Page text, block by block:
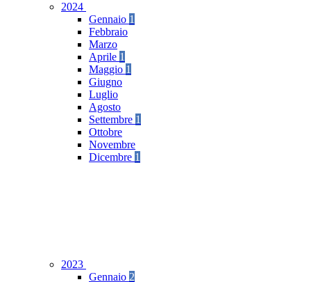
2024
Gennaio 1
Febbraio
Marzo
Aprile 1
Maggio 1
Giugno
Luglio
Agosto
Settembre 1
Ottobre
Novembre
Dicembre 1
2023
Gennaio 2